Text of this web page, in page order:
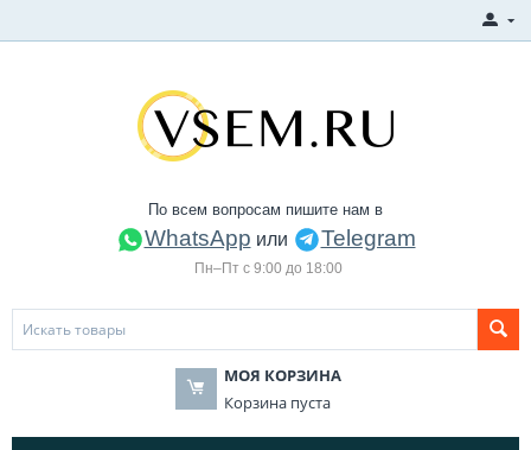
По всем вопросам пишите нам в
WhatsApp или Telegram
Пн–Пт с 9:00 до 18:00
МОЯ КОРЗИНА
Корзина пуста